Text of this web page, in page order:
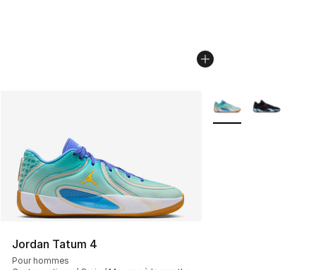
Jordan Tatum 4
Pour hommes
Plus de couleurs